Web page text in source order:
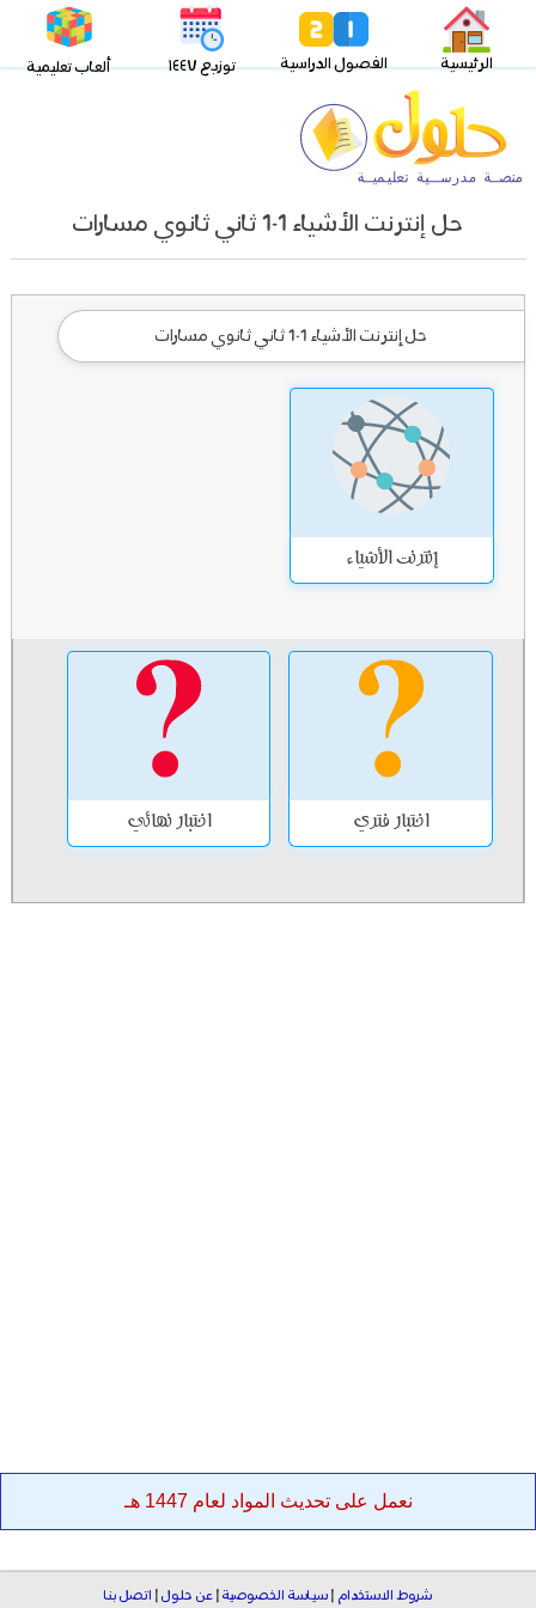
الرئيسية الفصول الدراسية توزيع ١٤٤٧ ألعاب تعليمية
حل إنترنت الأشياء 1-1 ثاني ثانوي مسارات
حل إنترنت الأشياء 1-1 ثاني ثانوي مسارات
إنترنت الأشياء
اختبار فتري اختبار نهائي
نعمل على تحديث المواد لعام 1447 هـ
شروط الاستخدام | سياسة الخصوصية | عن حلول | اتصل بنا